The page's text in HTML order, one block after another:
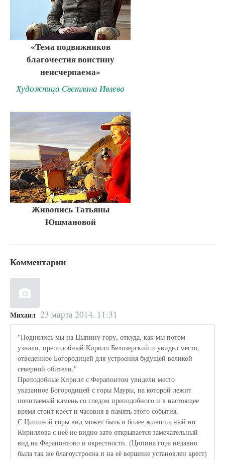
«Тема подвижников
благочестия воистину
неисчерпаема»
Художница Светлана Ивлева
Живопись Татьяны
Юшмановой
Комментарии
Михаил 23 марта 2014, 11:31
"Поднялись мы на Цыпину гору, откуда, как мы потом
узнали, преподобный Кирилл Белозерский и увидел место,
отведенное Богородицей для устроения будущей великой
северной обители."
Преподобные Кирилл с Ферапонтом увидели место
указанное Богородицей с горы Мауры, на которой лежит
почитаемый камень со следом преподобного и в настоящее
время стоит крест и часовня в память этого события.
С Ципиной горы вид может быть и более живописный но
Кириллова с неё не видно зато открывается замечательный
вид на Ферапонтово и окрестности. (Ципина гора недавно
была так же благоустроена и на её вершине установлен крест)